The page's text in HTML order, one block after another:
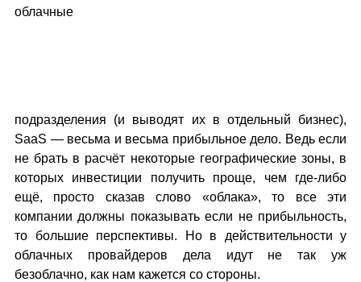
облачные
подразделения (и выводят их в отдельный бизнес),
SaaS — весьма и весьма прибыльное дело. Ведь если
не брать в расчёт некоторые географические зоны, в
которых инвестиции получить проще, чем где-либо
ещё, просто сказав слово «облака», то все эти
компании должны показывать если не прибыльность,
то большие перспективы. Но в действительности у
облачных провайдеров дела идут не так уж
безоблачно, как нам кажется со стороны.